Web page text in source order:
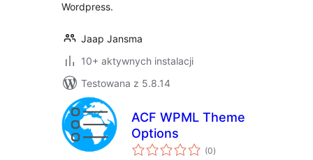
Wordpress.
Jaap Jansma
10+ aktywnych instalacji
Testowana z 5.8.14
ACF WPML Theme
Options
(0wszystkich
ocen
)